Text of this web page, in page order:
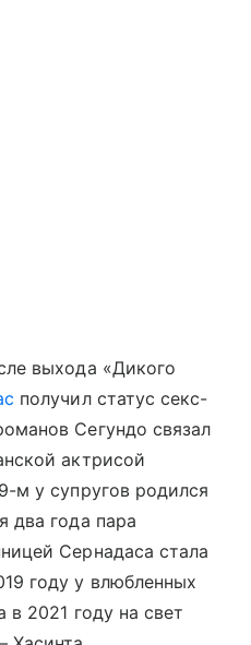
выхода «Дикого
получил статус секс-
Сегундо связал
актрисой
м у супругов родился
два года пара
Сернадаса стала
году у влюбленных
в 2021 году на свет